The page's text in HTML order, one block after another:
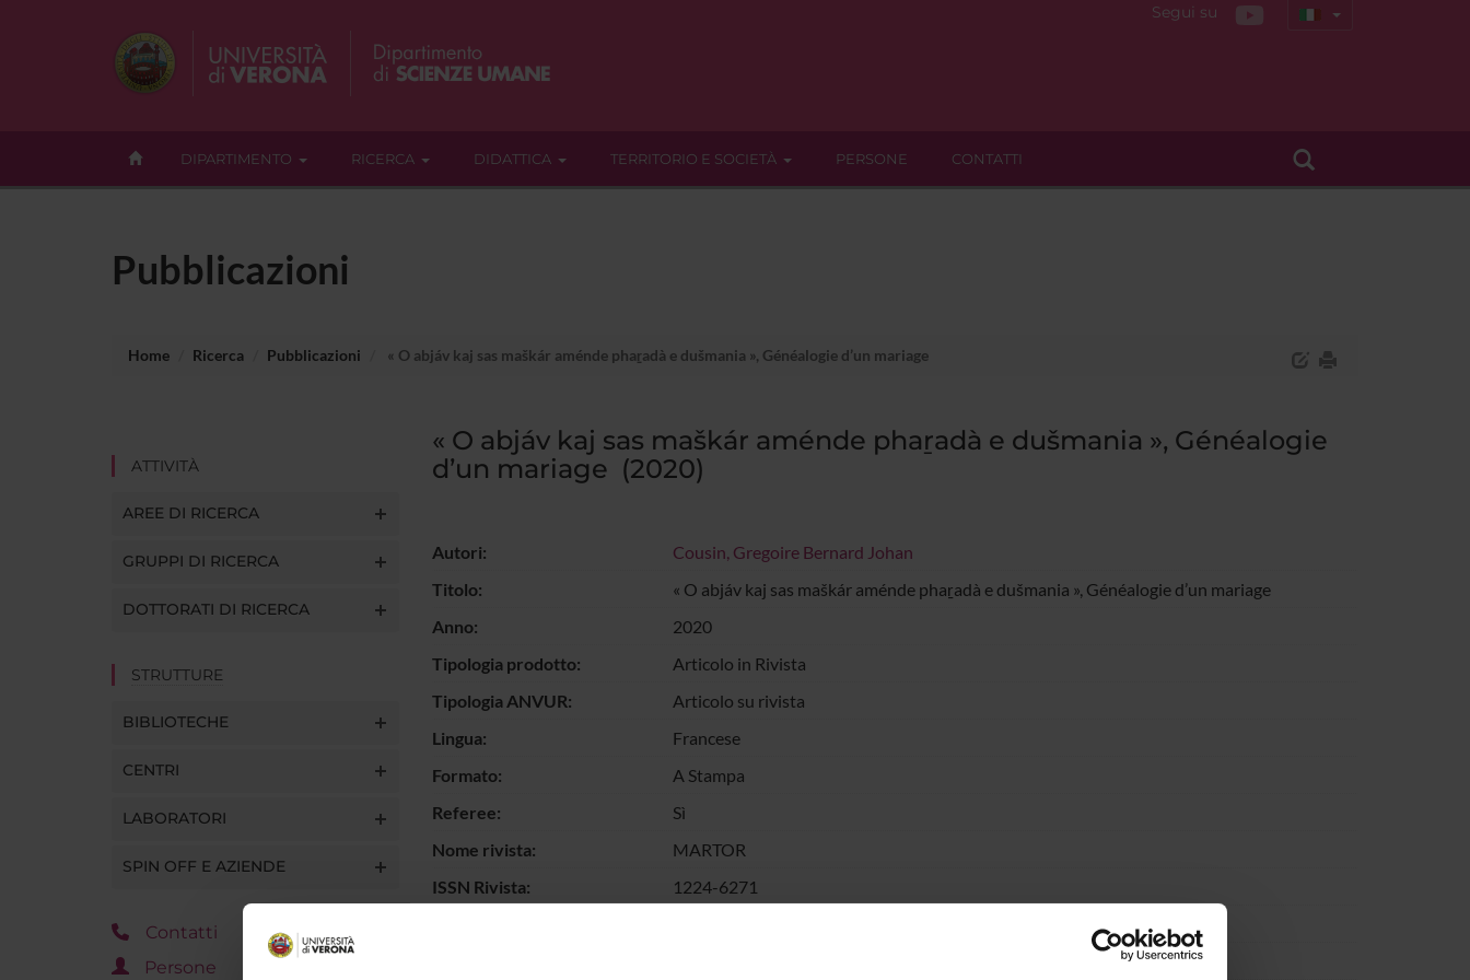
Segui su
DIPARTIMENTO RICERCA DIDATTICA TERRITORIO E SOCIETÀ PERSONE CONTATTI
Pubblicazioni
Home Ricerca Pubblicazioni « O abjáv kaj sas maškár aménde phaṟadà e dušmania », Généalogie d’un mariage
ATTIVITÀ
AREE DI RICERCA
GRUPPI DI RICERCA
DOTTORATI DI RICERCA
STRUTTURE
BIBLIOTECHE
CENTRI
LABORATORI
SPIN OFF E AZIENDE
Contatti
Persone
« O abjáv kaj sas maškár aménde phaṟadà e dušmania », Généalogie
d’un mariage (2020)
Autori:
Cousin, Gregoire Bernard Johan
Titolo:
« O abjáv kaj sas maškár aménde phaṟadà e dušmania », Généalogie d’un mariage
Anno:
2020
Tipologia prodotto:
Articolo in Rivista
Tipologia ANVUR:
Articolo su rivista
Lingua:
Francese
Formato:
A Stampa
Referee:
Sì
Nome rivista:
MARTOR
ISSN Rivista:
1224-6271